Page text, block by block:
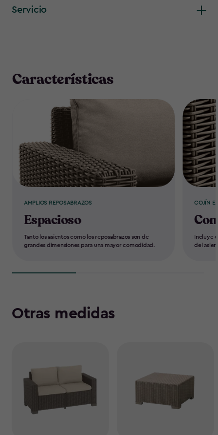
Servicio
Características
AMPLIOS REPOSABRAZOS
Espacioso
Tanto los asientos como los reposabrazos son de
grandes dimensiones para una mayor comodidad.
COJÍN
Incluye
del
Otras medidas